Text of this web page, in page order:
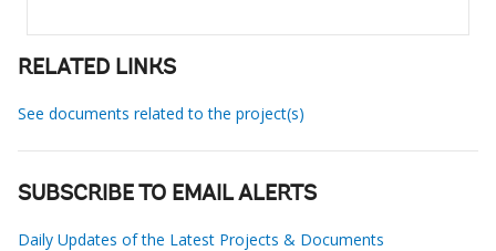
RELATED LINKS
See documents related to the project(s)
SUBSCRIBE TO EMAIL ALERTS
Daily Updates of the Latest Projects & Documents